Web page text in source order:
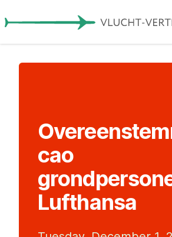
cao
Lufthansa